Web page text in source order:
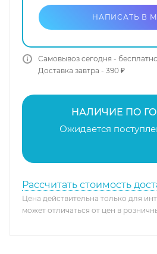
НАПИСАТЬ В
Самовывоз сегодня - бесплатно
Доставка завтра - 390 ₽
НАЛИЧИЕ ПО
Ожидается
Рассчитать стоимость
Цена действительна только для
может отличаться от цен в